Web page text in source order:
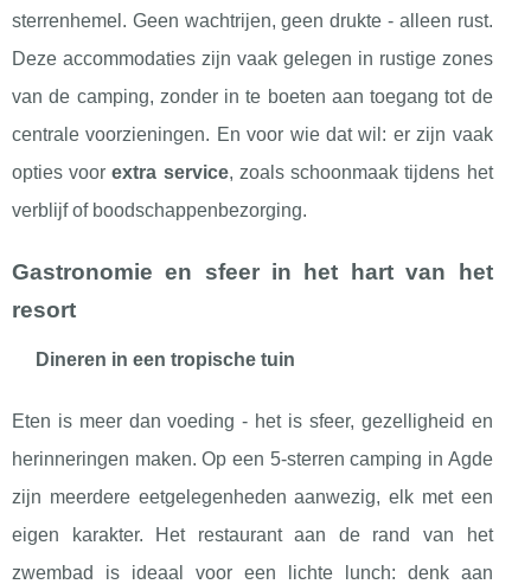
sterrenhemel. Geen wachtrijen, geen drukte - alleen rust.
Deze accommodaties zijn vaak gelegen in rustige zones
van de camping, zonder in te boeten aan toegang tot de
centrale voorzieningen. En voor wie dat wil: er zijn vaak
opties voorextra service, zoals schoonmaak tijdens het
verblijf of boodschappenbezorging.
Gastronomie en sfeer in het hart van het
resort
Dineren in een tropische tuin
Eten is meer dan voeding - het is sfeer, gezelligheid en
herinneringen maken. Op een 5-sterren camping in Agde
zijn meerdere eetgelegenheden aanwezig, elk met een
eigen karakter. Het restaurant aan de rand van het
zwembad is ideaal voor een lichte lunch: denk aan